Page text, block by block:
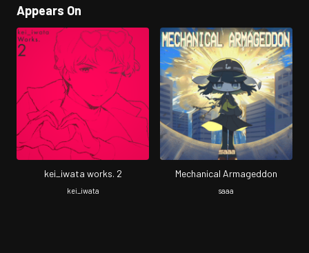
Appears On
kei_iwata works. 2
kei_iwata
Mechanical Armageddon
saaa